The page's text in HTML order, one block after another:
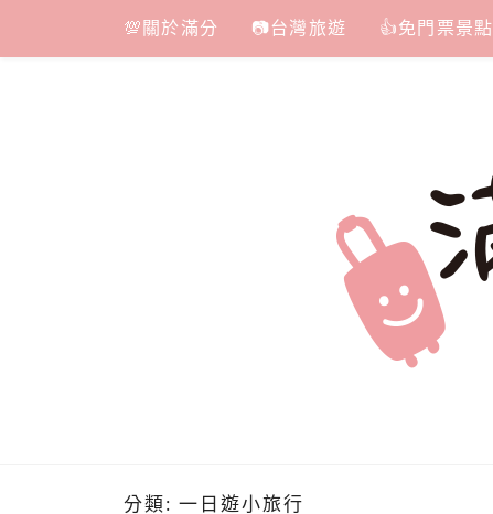
content
💯關於滿分 📷台灣旅遊 👍免門票景點
分類: 一日遊小旅行